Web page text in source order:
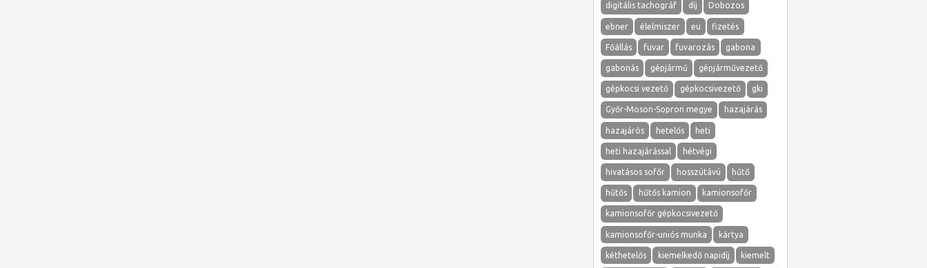
digitális tachográf díj Dobozos
ebner élelmiszer eu fizetés
Főállás fuvar fuvarozás gabona
gabonás gépjármű gépjárművezető
gépkocsi vezető gépkocsivezető gki
Győr-Moson-Sopron megye hazajárás
hazajárós hetelős heti
heti hazajárással hétvégi
hivatásos sofőr hosszútávú hűtő
hűtős hűtős kamion kamionsofőr
kamionsofőr gépkocsivezető
kamionsofőr-uniós munka kártya
kéthetelős kiemelkedő napidíj kiemelt